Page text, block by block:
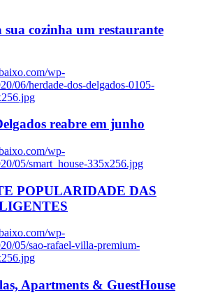
sua cozinha um restaurante
wp-
06/herdade-dos-delgados-0105-
reabre em junho
wp-
05/smart_house-335x256.jpg
POPULARIDADE DAS
wp-
05/sao-rafael-villa-premium-
Apartments & GuestHouse